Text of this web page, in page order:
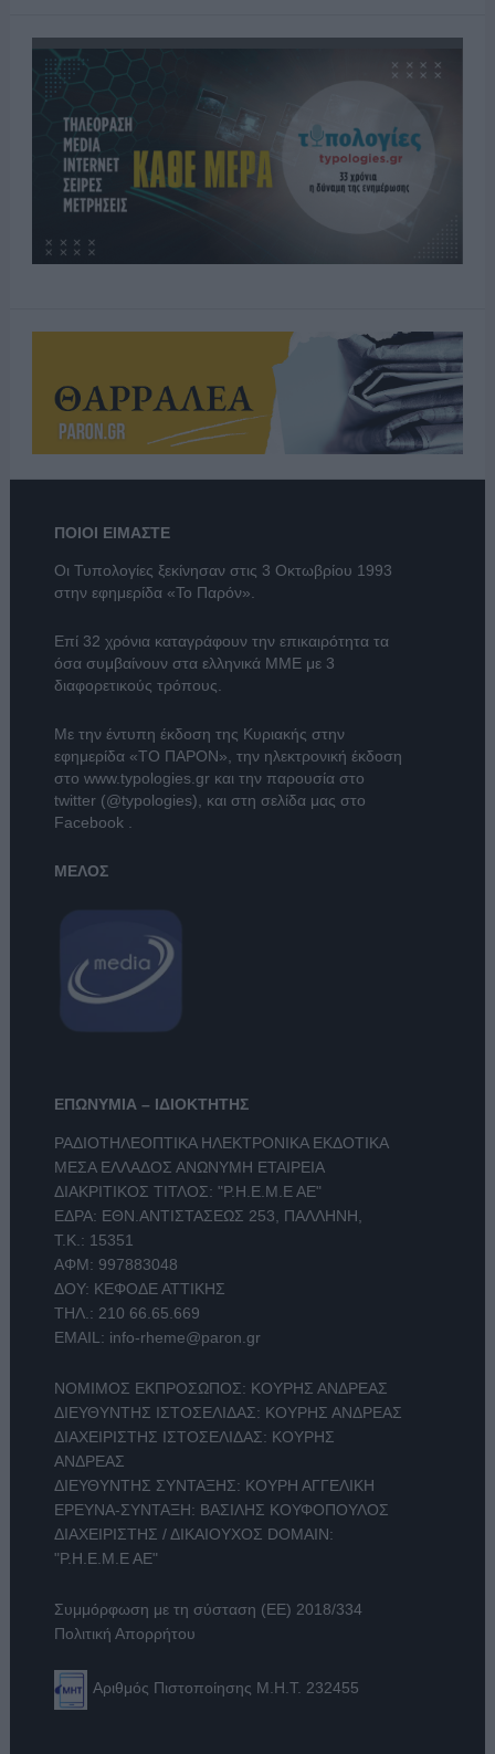
ΠΟΙΟΙ ΕΙΜΑΣΤΕ
Οι Τυπολογίες ξεκίνησαν στις 3 Οκτωβρίου 1993
στην εφημερίδα «Το Παρόν».
Επί 32 χρόνια καταγράφουν την επικαιρότητα τα
όσα συμβαίνουν στα ελληνικά ΜΜΕ με 3
διαφορετικούς τρόπους.
Με την έντυπη έκδοση της Κυριακής στην
εφημερίδα «ΤΟ ΠΑΡΟΝ» , την ηλεκτρονική έκδοση
στο www.typologies.grκαι την παρουσία στο
twitter (@typologies) , και στη σελίδα μας στο
Facebook
ΜΕΛΟΣ
ΕΠΩΝΥΜΙΑ – ΙΔΙΟΚΤΗΤΗΣ
ΡΑΔΙΟΤΗΛΕΟΠΤΙΚΑ ΗΛΕΚΤΡΟΝΙΚΑ ΕΚΔΟΤΙΚΑ
ΜΕΣΑ ΕΛΛΑΔΟΣ ΑΝΩΝΥΜΗ ΕΤΑΙΡΕΙΑ
ΔΙΑΚΡΙΤΙΚΟΣ ΤΙΤΛΟΣ: "Ρ.Η.Ε.Μ.Ε ΑΕ"
ΕΔΡΑ: ΕΘΝ.ΑΝΤΙΣΤΑΣΕΩΣ 253, ΠΑΛΛΗΝΗ,
Τ.Κ.: 15351
ΑΦΜ: 997883048
ΔΟΥ: ΚΕΦΟΔΕ ΑΤΤΙΚΗΣ
ΤΗΛ.: 210 66.65.669
EMAIL: info-rheme@paron.gr
ΝΟΜΙΜΟΣ ΕΚΠΡΟΣΩΠΟΣ: ΚΟΥΡΗΣ ΑΝΔΡΕΑΣ
ΔΙΕΥΘΥΝΤΗΣ ΙΣΤΟΣΕΛΙΔΑΣ: ΚΟΥΡΗΣ ΑΝΔΡΕΑΣ
ΔΙΑΧΕΙΡΙΣΤΗΣ ΙΣΤΟΣΕΛΙΔΑΣ: ΚΟΥΡΗΣ
ΑΝΔΡΕΑΣ
ΔΙΕΥΘΥΝΤΗΣ ΣΥΝΤΑΞΗΣ: ΚΟΥΡΗ ΑΓΓΕΛΙΚΗ
ΕΡΕΥΝΑ-ΣΥΝΤΑΞΗ: ΒΑΣΙΛΗΣ ΚΟΥΦΟΠΟΥΛΟΣ
ΔΙΑΧΕΙΡΙΣΤΗΣ / ΔΙΚΑΙΟΥΧΟΣ DOMAIN:
"Ρ.Η.Ε.Μ.Ε ΑΕ"
Συμμόρφωση με τη σύσταση (ΕΕ) 2018/334
Πολιτική Απορρήτου
Αριθμός Πιστοποίησης Μ.Η.Τ. 232455